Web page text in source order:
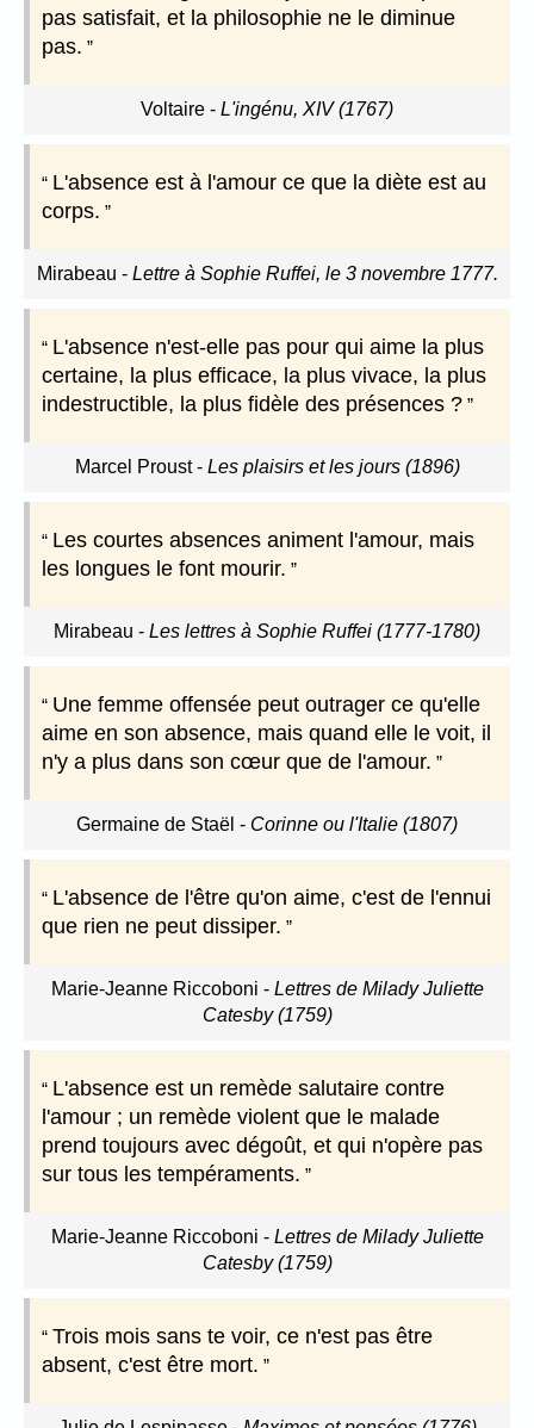
pas satisfait, et la philosophie ne le diminue
pas.
Voltaire - L'ingénu, XIV (1767)
L'absence est à l'amour ce que la diète est au
corps.
Mirabeau - Lettre à Sophie Ruffei, le 3 novembre 1777.
L'absence n'est-elle pas pour qui aime la plus
certaine, la plus efficace, la plus vivace, la plus
indestructible, la plus fidèle des présences ?
Marcel Proust- Les plaisirs et les jours (1896)
Les courtes absences animent l'amour, mais
les longues le font mourir.
Mirabeau - Les lettres à Sophie Ruffei (1777-1780)
Une femme offensée peut outrager ce qu'elle
aime en son absence, mais quand elle le voit, il
n'y a plus dans son cœur que de l'amour.
Germaine de Staël - Corinne ou l'Italie (1807)
L'absence de l'être qu'on aime, c'est de l'ennui
que rien ne peut dissiper.
Marie-Jeanne Riccoboni - Lettres de Milady Juliette
Catesby (1759)
L'absence est un remède salutaire contre
l'amour ; un remède violent que le malade
prend toujours avec dégoût, et qui n'opère pas
sur tous les tempéraments.
Marie-Jeanne Riccoboni - Lettres de Milady Juliette
Catesby (1759)
Trois mois sans te voir, ce n'est pas être
absent, c'est être mort.